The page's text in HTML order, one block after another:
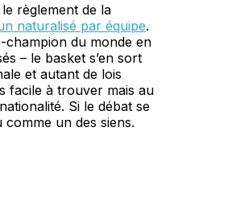
règlement de la
naturalisé par équipe.
champion du monde en
– le basket s’en sort
et autant de lois
facile à trouver mais au
Si le débat se
comme un des siens.